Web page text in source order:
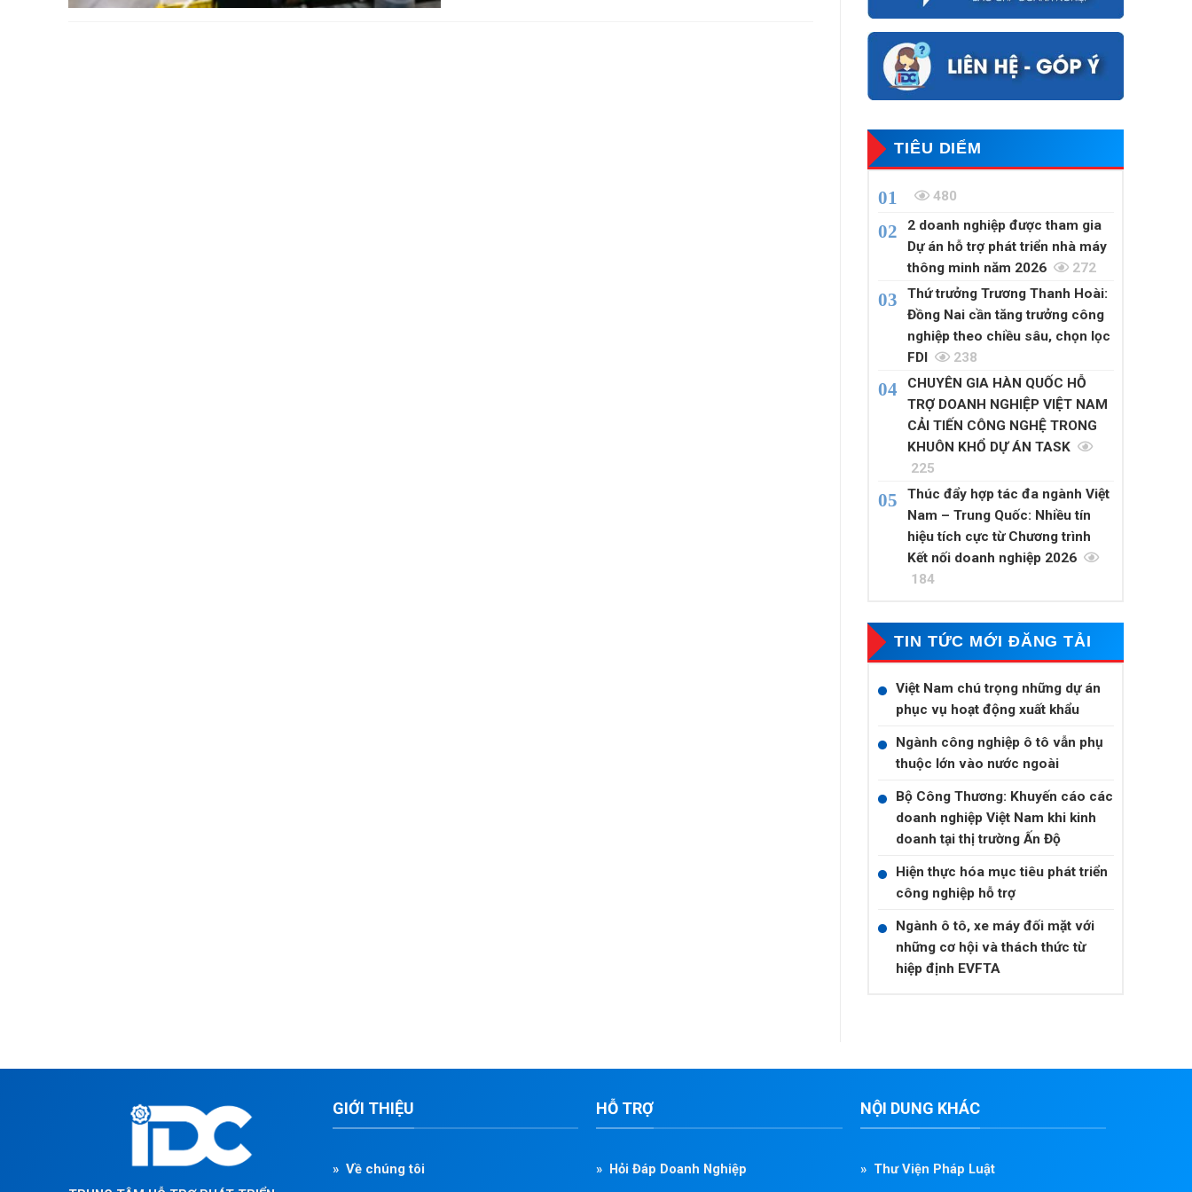
TIÊU DIỂM
480
2 doanh nghiệp được tham gia
Dự án hỗ trợ phát triển nhà máy
thông minh năm 2026
272
Thứ trưởng Trương Thanh Hoài:
Đồng Nai cần tăng trưởng công
nghiệp theo chiều sâu, chọn lọc
FDI
238
CHUYÊN GIA HÀN QUỐC HỖ
TRỢ DOANH NGHIỆP VIỆT NAM
CẢI TIẾN CÔNG NGHỆ TRONG
KHUÔN KHỔ DỰ ÁN TASK
225
Thúc đẩy hợp tác đa ngành Việt
Nam – Trung Quốc: Nhiều tín
hiệu tích cực từ Chương trình
Kết nối doanh nghiệp 2026
184
TIN TỨC MỚI ĐĂNG TẢI
Việt Nam chú trọng những dự án
phục vụ hoạt động xuất khẩu
Ngành công nghiệp ô tô vẫn phụ
thuộc lớn vào nước ngoài
Bộ Công Thương: Khuyến cáo các
doanh nghiệp Việt Nam khi kinh
doanh tại thị trường Ấn Độ
Hiện thực hóa mục tiêu phát triển
công nghiệp hỗ trợ
Ngành ô tô, xe máy đối mặt với
những cơ hội và thách thức từ
hiệp định EVFTA
GIỚI THIỆU
» Về chúng tôi
HỖ TRỢ
» Hỏi Đáp Doanh Nghiệp
NỘI DUNG KHÁC
» Thư Viện Pháp Luật